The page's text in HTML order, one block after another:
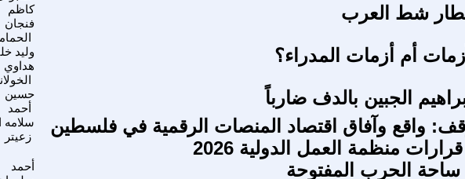
كاظم
فنجان
شط العرب
وليد
هداوي
أم أزمات المدراء؟
حسين
أحمد
الجبين بالدف ضارباً
سلامه
زعيتر
واقع وآفاق اقتصاد المنصات الرقمية في فلسطين
منظمة العمل الدولية 2026
أحمد
ساحة الحرب المفتوحة